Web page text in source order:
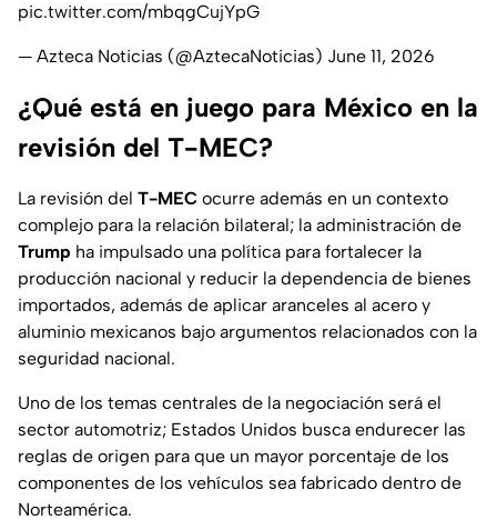
pic.twitter.com/mbqgCujYpG
— Azteca Noticias (@AztecaNoticias) June 11, 2026
¿Qué está en juego para México en la
revisión del T-MEC?
La revisión del T-MEC ocurre además en un contexto
complejo para la relación bilateral; la administración de
Trump ha impulsado una política para fortalecer la
producción nacional y reducir la dependencia de bienes
importados, además de aplicar aranceles al acero y
aluminio mexicanos bajo argumentos relacionados con la
seguridad nacional.
Uno de los temas centrales de la negociación será el
sector automotriz; Estados Unidos busca endurecer las
reglas de origen para que un mayor porcentaje de los
componentes de los vehículos sea fabricado dentro de
Norteamérica.